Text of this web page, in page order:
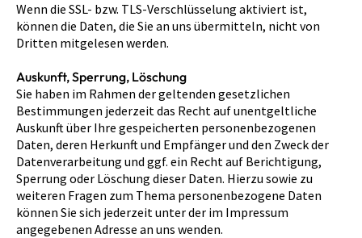
Wenn die SSL- bzw. TLS-Verschlüsselung aktiviert ist,
können die Daten, die Sie an uns übermitteln, nicht von
Dritten mitgelesen werden.
Auskunft, Sperrung, Löschung
Sie haben im Rahmen der geltenden gesetzlichen
Bestimmungen jederzeit das Recht auf unentgeltliche
Auskunft über Ihre gespeicherten personenbezogenen
Daten, deren Herkunft und Empfänger und den Zweck der
Datenverarbeitung und ggf. ein Recht auf Berichtigung,
Sperrung oder Löschung dieser Daten. Hierzu sowie zu
weiteren Fragen zum Thema personenbezogene Daten
können Sie sich jederzeit unter der im Impressum
angegebenen Adresse an uns wenden.